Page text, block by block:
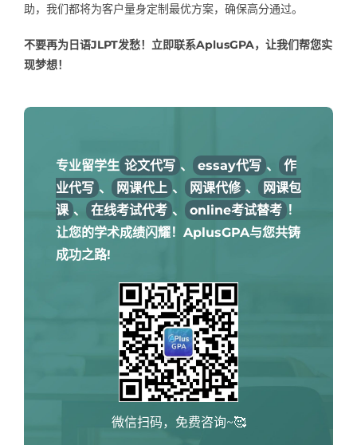
助，我们都将为客户量身定制最优方案，确保高分通过。
不要再为日语JLPT发愁！立即联系AplusGPA，让我们帮您实
现梦想！
专业留学生 论文代写 、 essay代写 、
作
业代写 、 网课代上 、 网课代修 、
网课包
课 、 在线考试代考 、 online考试替考 ！
让您的学术成绩闪耀！AplusGPA与您共铸
成功之路!
微信扫码，免费咨询~🥰